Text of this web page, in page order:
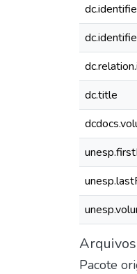
dc.title
Arquivos
Pacote